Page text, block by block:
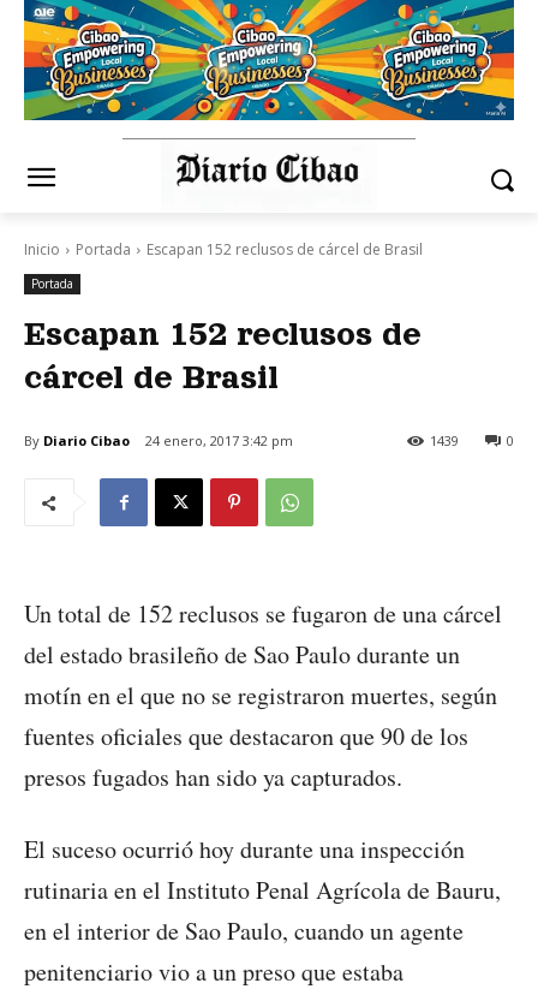
Inicio Portada Escapan 152 reclusos de cárcel de Brasil
Portada
Escapan 152 reclusos de
cárcel de Brasil
By Diario Cibao 24 enero, 2017 3:42 pm 0
1439
Un total de 152 reclusos se fugaron de una cárcel
del estado brasileño de Sao Paulo durante un
motín en el que no se registraron muertes, según
fuentes oficiales que destacaron que 90 de los
presos fugados han sido ya capturados.
El suceso ocurrió hoy durante una inspección
rutinaria en el Instituto Penal Agrícola de Bauru,
en el interior de Sao Paulo, cuando un agente
penitenciario vio a un preso que estaba